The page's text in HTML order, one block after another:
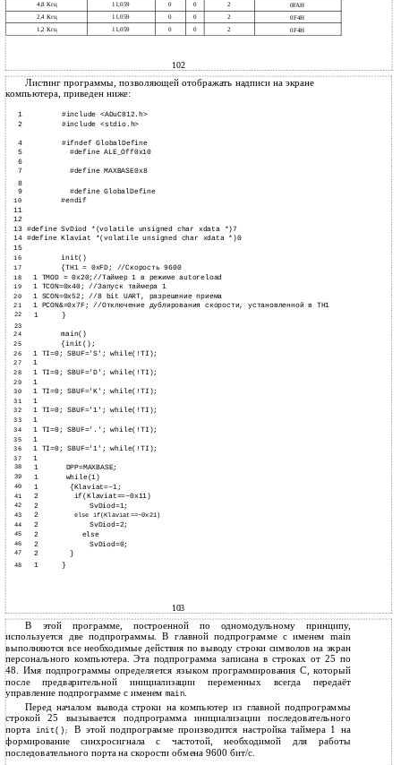
4,8 Кгц 11,059 0 0 2 0FAH
2,4 Кгц 11,059 0 0 2 0F4H
1,2 Кгц 11,059 0 0 2 0F4H
102
Листинг программы, позволяющей отображать надписи на экране
компьютера, приведен ниже:
1
#include <ADuC812.h>
2
#include <stdio.h>
4
#ifndef GlobalDefine
5
#define ALE_Off0x10
6
7
#define MAXBASE0x8
8
9
#define GlobalDefine
10
#endif
11
12
13 #define SvDiod *(volatile unsigned char xdata *)7
14 #define Klaviat *(volatile unsigned char xdata *)0
15
16 init()
17 {TH1 = 0xFD; //Скорость 9600
18 1 TMOD = 0x20;//Таймер 1 в режиме autoreload
19 1 TCON=0x40; //Запуск таймера 1
20 1 SCON=0x52; //8 bit UART, разрешение приема
21 1 PCON&=0x7F; //Отключение дублирования скорости, установленной в TH1
22 1 }
23
24
main()
25 {init();
26 1 TI=0; SBUF='S'; while(!TI);
27 1
28 1 TI=0; SBUF='D'; while(!TI);
29 1
30 1 TI=0; SBUF='K'; while(!TI);
31 1
32 1 TI=0; SBUF='1'; while(!TI);
33 1
34 1 TI=0; SBUF='.'; while(!TI);
35 1
36 1 TI=0; SBUF='1'; while(!TI);
37 1
38 1 DPP=MAXBASE;
39 1 while(1)
40 1 {Klaviat=~1;
41 2 if(Klaviat==~0x11)
42 2 SvDiod=1;
43 2
else if(Klaviat==~0x21)
44
2 SvDiod=2;
45 2 else
46 2 SvDiod=0;
47 2 }
48 1 }
103
В этой программе, построенной по одномодульному принципу,
используется две подпрограммы. В главной подпрограмме с именем main
выполняются все необходимые действия по выводу строки символов на экран
персонального компьютера. Эта подпрограмма записана в строках от 25 по
48. Имя подпрограммы определяется языком программирования C, который
после предварительной инициализации переменных всегда передаёт
управление подпрограмме с именем main.
Перед началом вывода строки на компьютер из главной подпрограммы
строкой 25 вызывается подпрограмма инициализации последовательного
порта init() ; В этой подпрограмме производится настройка таймера 1 на
формирование синхросигнала с частотой, необходимой для работы
последовательного порта на скорости обмена 9600 бит/с.